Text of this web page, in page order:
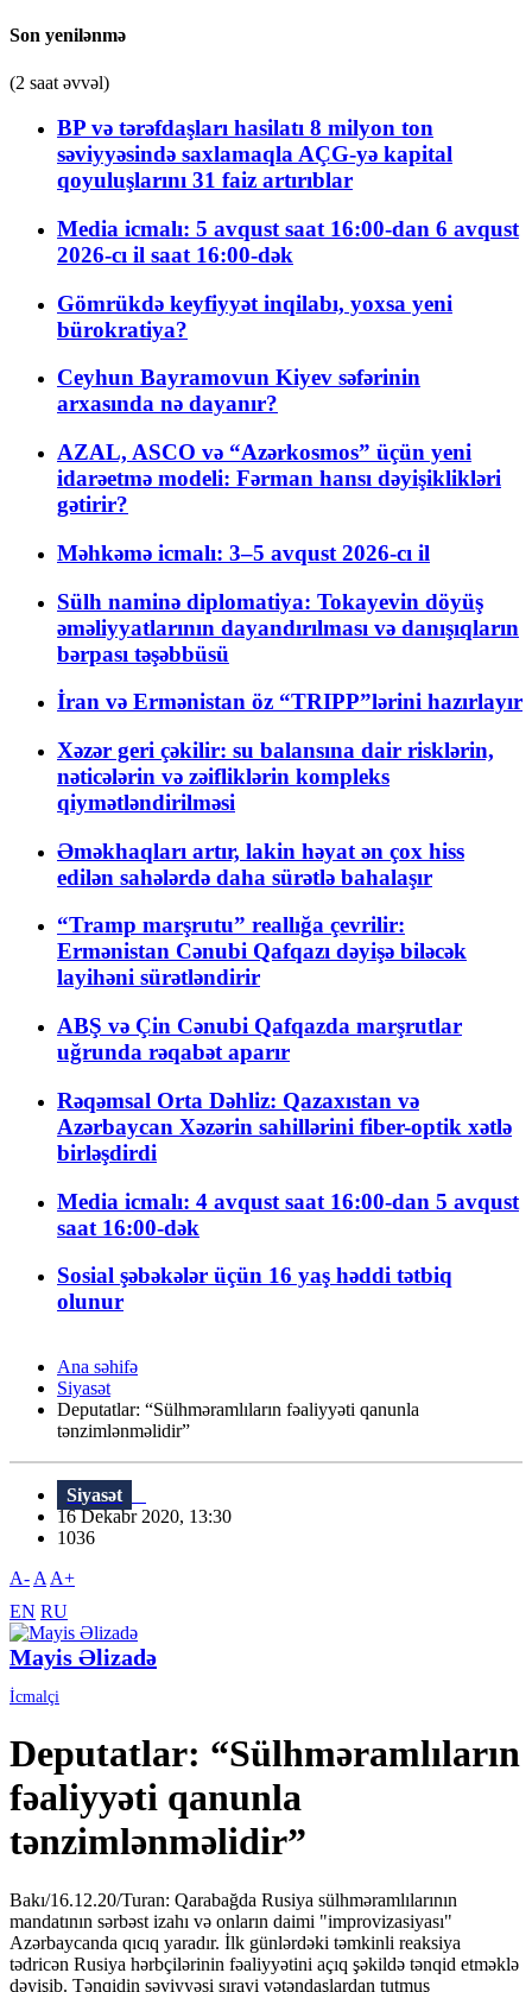
Son yenilənmə
(2 saat əvvəl)
BP və tərəfdaşları hasilatı 8 milyon ton
səviyyəsində saxlamaqla AÇG-yə kapital
qoyuluşlarını 31 faiz artırıblar
Media icmalı: 5 avqust saat 16:00-dan 6 avqust
2026-cı il saat 16:00-dək
Gömrükdə keyfiyyət inqilabı, yoxsa yeni
bürokratiya?
Ceyhun Bayramovun Kiyev səfərinin
arxasında nə dayanır?
AZAL, ASCO və “Azərkosmos” üçün yeni
idarəetmə modeli: Fərman hansı dəyişiklikləri
gətirir?
Məhkəmə icmalı: 3–5 avqust 2026-cı il
Sülh naminə diplomatiya: Tokayevin döyüş
əməliyyatlarının dayandırılması və danışıqların
bərpası təşəbbüsü
İran və Ermənistan öz “TRIPP”lərini hazırlayır
Xəzər geri çəkilir: su balansına dair risklərin,
nəticələrin və zəifliklərin kompleks
qiymətləndirilməsi
Əməkhaqları artır, lakin həyat ən çox hiss
edilən sahələrdə daha sürətlə bahalaşır
“Tramp marşrutu” reallığa çevrilir:
Ermənistan Cənubi Qafqazı dəyişə biləcək
layihəni sürətləndirir
ABŞ və Çin Cənubi Qafqazda marşrutlar
uğrunda rəqabət aparır
Rəqəmsal Orta Dəhliz: Qazaxıstan və
Azərbaycan Xəzərin sahillərini fiber-optik xətlə
birləşdirdi
Media icmalı: 4 avqust saat 16:00-dan 5 avqust
saat 16:00-dək
Sosial şəbəkələr üçün 16 yaş həddi tətbiq
olunur
Ana səhifə
Siyasət
Deputatlar: “Sülhməramlıların fəaliyyəti qanunla
tənzimlənməlidir”
Siyasət
16 Dekabr 2020, 13:30
1036
A- A A+
EN RU
Mayis Əlizadə
İcmalçi
Deputatlar: “Sülhməramlıların
fəaliyyəti qanunla
tənzimlənməlidir”
Bakı/16.12.20/Turan: Qarabağda Rusiya sülhməramlılarının
mandatının sərbəst izahı və onların daimi "improvizasiyası"
Azərbaycanda qıcıq yaradır. İlk günlərdəki təmkinli reaksiya
tədricən Rusiya hərbçilərinin fəaliyyətini açıq şəkildə tənqid etməklə
dəyişib. Tənqidin səviyyəsi sıravi vətəndaşlardan tutmuş